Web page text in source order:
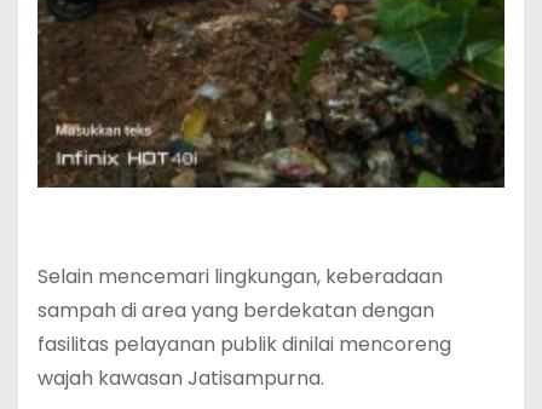
Selain mencemari lingkungan, keberadaan
sampah di area yang berdekatan dengan
fasilitas pelayanan publik dinilai mencoreng
wajah kawasan Jatisampurna.